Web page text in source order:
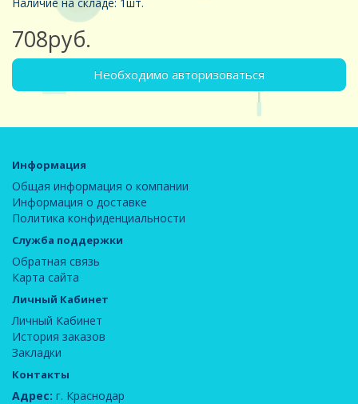
708руб.
Необходимо авторизоваться
Информация
Общая информация о компании
Информация о доставке
Политика конфиденциальности
Служба поддержки
Обратная связь
Карта сайта
Личный Кабинет
Личный Кабинет
История заказов
Закладки
Контакты
Адрес: г. Краснодар